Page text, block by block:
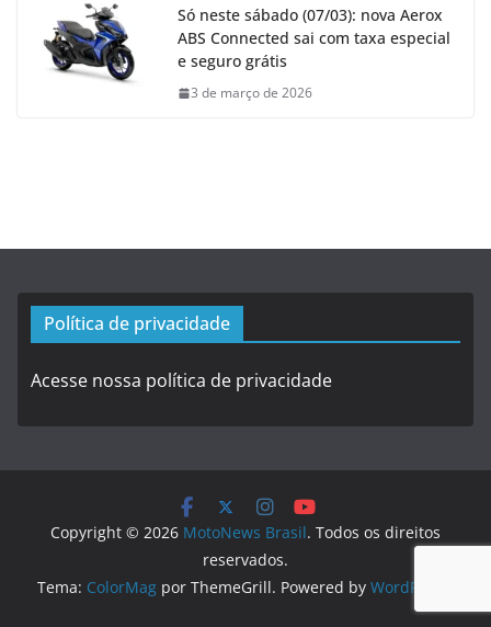
Só neste sábado (07/03): nova Aerox
ABS Connected sai com taxa especial
e seguro grátis
3 de março de 2026
Política de privacidade
Acesse nossa política de privacidade
Copyright © 2026 MotoNews Brasil. Todos os direitos
reservados.
Tema: ColorMag por ThemeGrill. Powered by WordPress